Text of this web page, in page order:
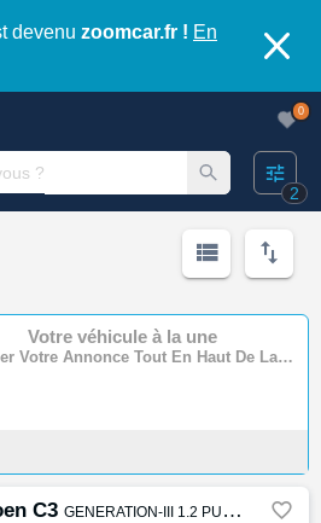
devenu zoomcar.fr ! En
2
0
Votre véhicule à la une
Afficher Votre Annonce Tout En Haut De La Page
C3 GENERATION-III 1.2 PURETECH 80 FEEL 